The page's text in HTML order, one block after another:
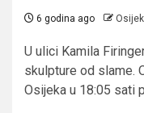
6 godina ago
U ulici Kamila
skulpture od slame.
Osijeka u 18:05 sati